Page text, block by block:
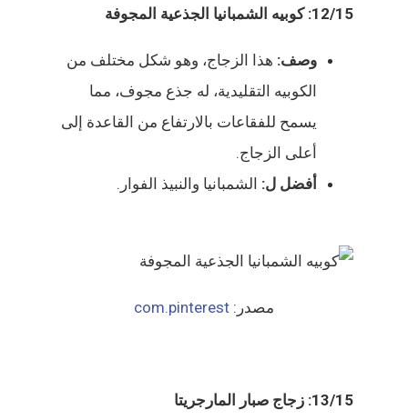
12/15: كوبيه الشمبانيا الجذعية المجوفة
وصف: هذا الزجاج، وهو شكل مختلف من
الكوبيه التقليدية، له جذع مجوف، مما
يسمح للفقاعات بالارتفاع من القاعدة إلى
أعلى الزجاج.
أفضل ل: الشمبانيا والنبيذ الفوار.
مصدر: com.pinterest
13/15: زجاج صبار المارجريتا